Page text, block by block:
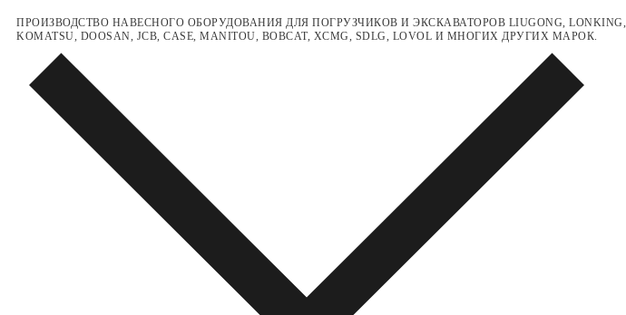
Перейти
содержимому
Меню
Закрыть
ПРОИЗВОДСТВО НАВЕСНОГО ОБОРУДОВАНИЯ ДЛЯ ПОГРУЗЧИКОВ И ЭКСКАВАТОРОВ LIUGONG, LONKING,
KOMATSU, DOOSAN, JCB, CASE, MANITOU, BOBCAT, XCMG, SDLG, LOVOL И МНОГИХ ДРУГИХ МАРОК.